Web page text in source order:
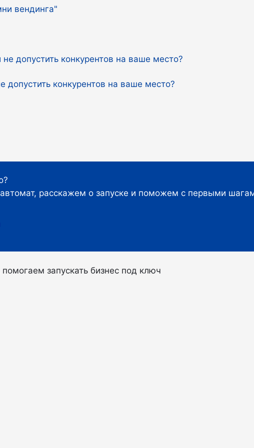
вендинга"
допустить конкурентов на ваше место?
расскажем о запуске и поможем с первыми
запускать бизнес под ключ